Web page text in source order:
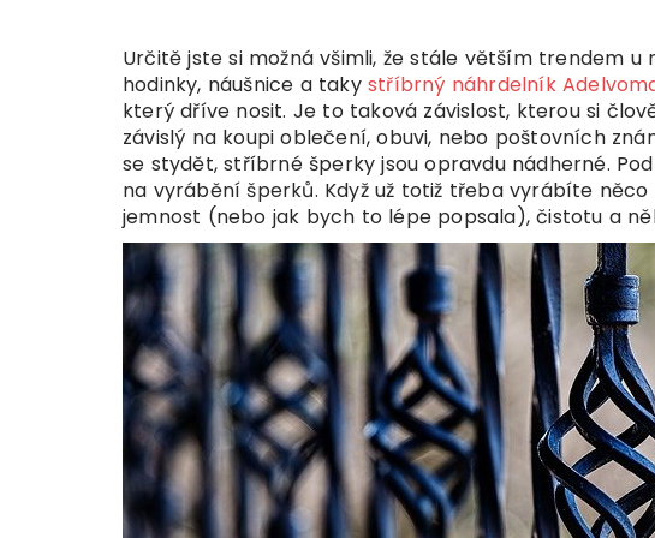
Určitě jste si možná všimli, že stále větším trendem
hodinky, náušnice a taky stříbrný náhrdelník
který dříve nosit. Je to taková závislost, kterou si
závislý na koupi oblečení, obuvi, nebo poštovních
se stydět, stříbrné šperky jsou opravdu nádherné.
na vyrábění šperků. Když už totiž třeba vyrábíte
jemnost (nebo jak bych to lépe popsala), čistotu a